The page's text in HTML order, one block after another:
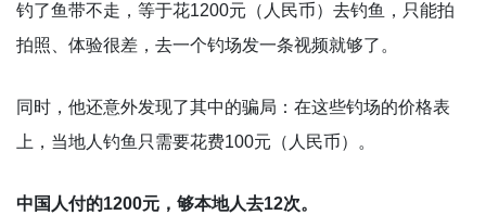
钓了鱼带不走，等于花1200元（人民币）去钓鱼，只能拍
拍照、体验很差，去一个钓场发一条视频就够了。
同时，他还意外发现了其中的骗局：在这些钓场的价格表
上，当地人钓鱼只需要花费100元（人民币）。
中国人付的1200元，够本地人去12次。